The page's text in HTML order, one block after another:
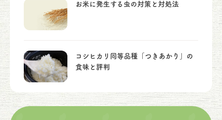
お米に発生する虫の対策と対処法
コシヒカリ同等品種「つきあかり」の
食味と評判